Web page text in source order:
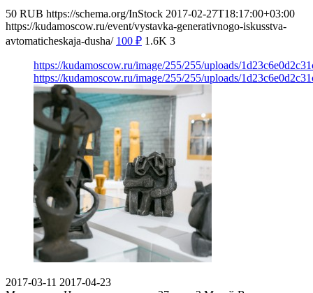
50 RUB https://schema.org/InStock 2017-02-27T18:17:00+03:00
https://kudamoscow.ru/event/vystavka-generativnogo-iskusstva-
avtomaticheskaja-dusha/ 100 ₽ 1.6K 3
https://kudamoscow.ru/image/255/255/uploads/
https://kudamoscow.ru/image/255/255/uploads/
2017-03-11 2017-04-23